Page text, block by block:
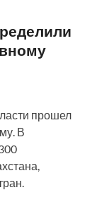
прошел
В